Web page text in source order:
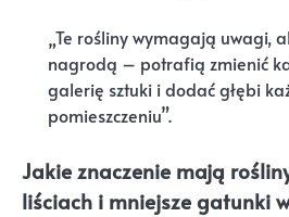
„Te rośliny wymagają uwagi,
nagrodą – potrafią zmienić
galerię sztuki i dodać głębi
pomieszczeniu”.
Jakie znaczenie mają
liściach i mniejsze gatunki